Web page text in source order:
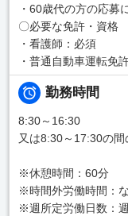
・60歳代の方の応募
〇必要な免許・資格
・看護師：必須
・普通自動車運転免
勤務時間
8:30～16:30
又は8:30～17:30の
※休憩時間：60分
※時間外労働時間：
※週所定労働日数：